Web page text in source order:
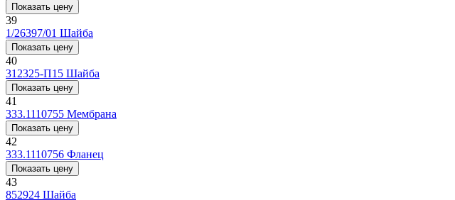
Показать цену
39
1/26397/01 Шайба
Показать цену
40
312325-П15 Шайба
Показать цену
41
333.1110755 Мембрана
Показать цену
42
333.1110756 Фланец
Показать цену
43
852924 Шайба